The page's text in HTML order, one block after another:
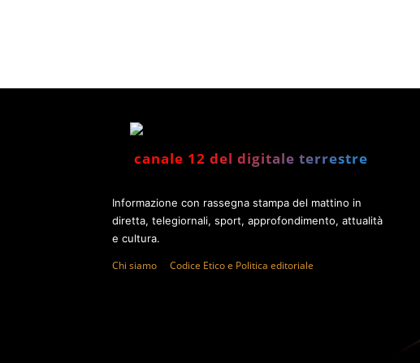
canale 12 del digitale terrestre
Informazione con rassegna stampa del mattino in
diretta, telegiornali, sport, approfondimento, attualità
e cultura.
Chi siamo Codice Etico e Politica editoriale